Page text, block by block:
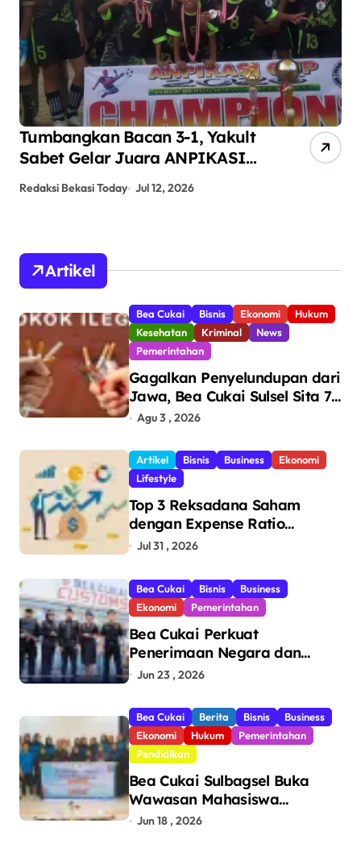
Tumbangkan Bacan 3-1, Yakult
Sabet Gelar Juara ANPIKASI
CUP 2026
Redaksi Bekasi Today Jul 12, 2026
Artikel
Bea Cukai Bisnis Ekonomi
Hukum
Kesehatan
Kriminal
News
Pemerintahan
Gagalkan Penyelundupan dari
Jawa, Bea Cukai Sulsel Sita 7,8
Juta Batang Rokok Ilegal
Makassar
Agu 3 , 2026
Artikel Bisnis Business
Ekonomi
Lifestyle
Top 3 Reksadana Saham
dengan Expense Ratio
Terendah
Jul 31 , 2026
Bea Cukai Bisnis
Business
Ekonomi
Pemerintahan
Bea Cukai Perkuat
Penerimaan Negara dan
Pengawasan, Setor Rp123,8
Jun 23 , 2026
Bea Cukai Berita Bisnis
Business
Ekonomi
Hukum
Pemerintahan
Pendidikan
Bea Cukai Sulbagsel Buka
Wawasan Mahasiswa
Politeknik Bosowa tentang
Jun 18 , 2026